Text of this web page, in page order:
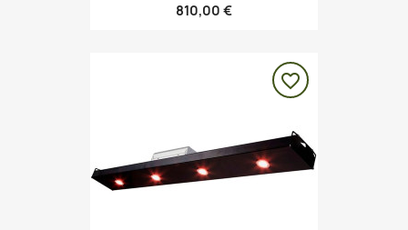
810,00 €
favorite_border